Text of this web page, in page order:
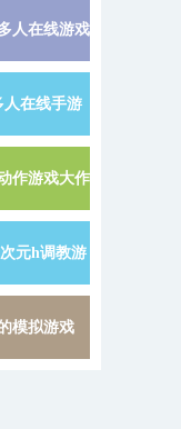
详情 »
人在线游戏
详情 »
人在线手游
详情 »
作游戏大作
详情 »
元h调教游
戏
详情 »
模拟游戏